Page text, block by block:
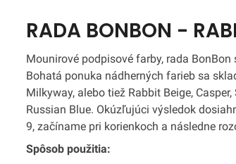
RADA BONBON -
Mounirové podpisové farby, rada
Bohatá ponuka nádherných farieb sa
Milkyway, alebo tiež Rabbit Beige,
Russian Blue. Okúzľujúci výsledok
9, začíname pri korienkoch a následne
Spôsob použitia: